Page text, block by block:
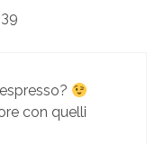
con quelli